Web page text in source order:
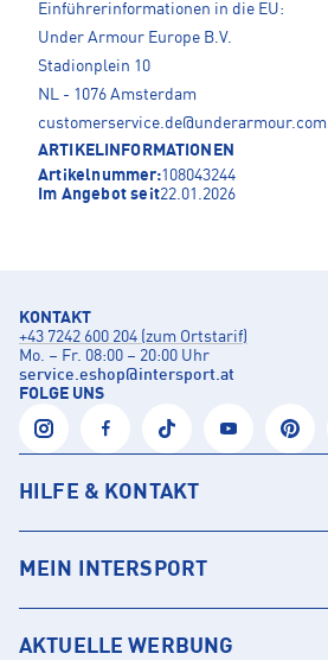
Einführerinformationen in die EU:
Under Armour Europe B.V.
Stadionplein 10
NL - 1076 Amsterdam
customerservice.de@underarmour.com
ARTIKELINFORMATIONEN
Artikelnummer:108043244
Im Angebot seit22.01.2026
KONTAKT
+43 7242 600 204 (zum Ortstarif)
Mo. – Fr. 08:00 – 20:00 Uhr
service.eshop@intersport.at
FOLGE UNS
HILFE & KONTAKT
MEIN INTERSPORT
AKTUELLE WERBUNG